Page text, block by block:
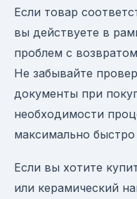
Если товар
вы действуете в
проблем с
Не забывайте
документы при
необходимости
максимально
Если вы хотите
или керамический